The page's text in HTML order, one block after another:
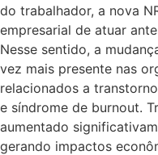
do trabalhador, a nova
empresarial de atuar
Nesse sentido, a
vez mais presente nas
relacionados a
e síndrome de burnout.
aumentado
gerando impactos